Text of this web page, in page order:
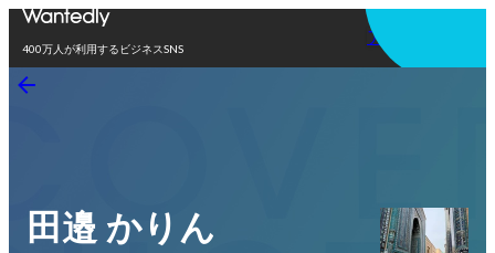
400万人が利用するビジネスSNS
アプリを使う
田邉 かりん